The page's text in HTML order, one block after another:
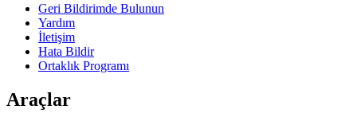
Geri Bildirimde Bulunun
Yardım
İletişim
Hata Bildir
Ortaklık Programı
Araçlar